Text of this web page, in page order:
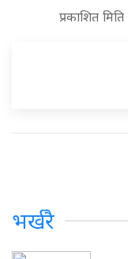
प्रकाशित
भर्खरै